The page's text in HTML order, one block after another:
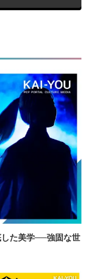
た美学──強固な世